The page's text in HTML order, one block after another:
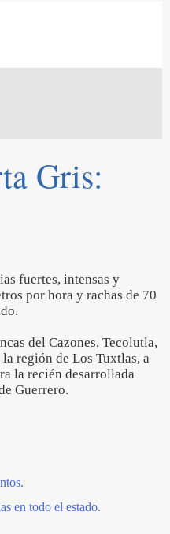
Gris:
fuertes, intensas y
por hora y rachas de 70
del Cazones, Tecolutla,
región de Los Tuxtlas, a
la recién desarrollada
Guerrero.
en todo el estado.